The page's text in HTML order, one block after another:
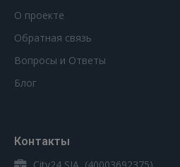
О проекте
Обратная связь
Вопросы и Ответы
Блог
Контакты